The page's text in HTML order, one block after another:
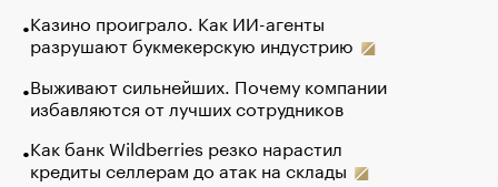
Казино проиграло. Как ИИ-агенты
разрушают букмекерскую индустрию
Выживают сильнейших. Почему компании
избавляются от лучших сотрудников
Как банк Wildberries резко нарастил
кредиты селлерам до атак на склады